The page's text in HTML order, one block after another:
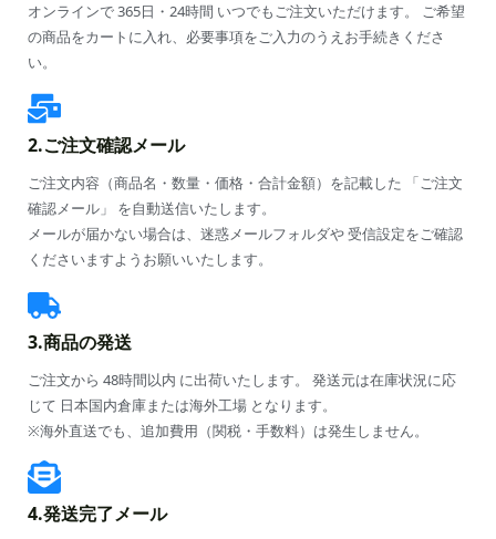
オンラインで 365日・24時間 いつでもご注文いただけます。 ご希望
の商品をカートに入れ、必要事項をご入力のうえお手続きくださ
い。
2.ご注文確認メール
ご注文内容（商品名・数量・価格・合計金額）を記載した 「ご注文
確認メール」 を自動送信いたします。
メールが届かない場合は、迷惑メールフォルダや 受信設定をご確認
くださいますようお願いいたします。
3.商品の発送
ご注文から 48時間以内 に出荷いたします。 発送元は在庫状況に応
じて 日本国内倉庫または海外工場 となります。
※海外直送でも、追加費用（関税・手数料）は発生しません。
4.発送完了メール